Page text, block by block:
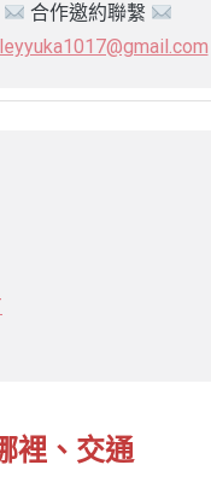
合作邀約聯繫
裡、交通